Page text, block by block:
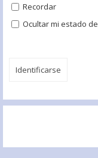
Recordar
Ocultar mi estado